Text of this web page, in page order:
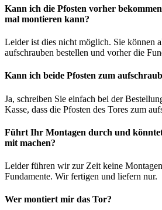
Kann ich die Pfosten vorher
mal montieren kann?
Leider ist dies nicht möglich. Sie können
aufschrauben bestellen und vorher die
Kann ich beide Pfosten zum
Ja, schreiben Sie einfach bei der
Kasse, dass die Pfosten des Tores zum
Führt Ihr Montagen durch und
mit machen?
Leider führen wir zur Zeit keine
Fundamente. Wir fertigen und liefern nur.
Wer montiert mir das Tor?